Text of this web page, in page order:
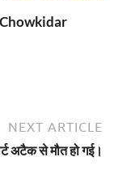
NEXT ARTICLE
अटैक से मौत हो गई।